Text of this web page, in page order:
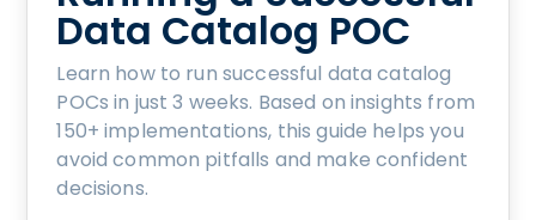
Data Catalog POC
Learn how to run successful data catalog
POCs in just 3 weeks. Based on insights from
150+ implementations, this guide helps you
avoid common pitfalls and make confident
decisions.